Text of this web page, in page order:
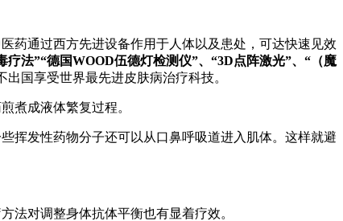
药通过西方先进设备作用于人体以及患处，可达快速见效
疗法”“德国WOOD伍德灯检测仪”、“3D点阵激光”、“（魔
国享受世界最先进皮肤病治疗科技。
煮成液体繁复过程。
挥发性药物分子还可以从口鼻呼吸道进入肌体。这样就避
法对调整身体抗体平衡也有显着疗效。